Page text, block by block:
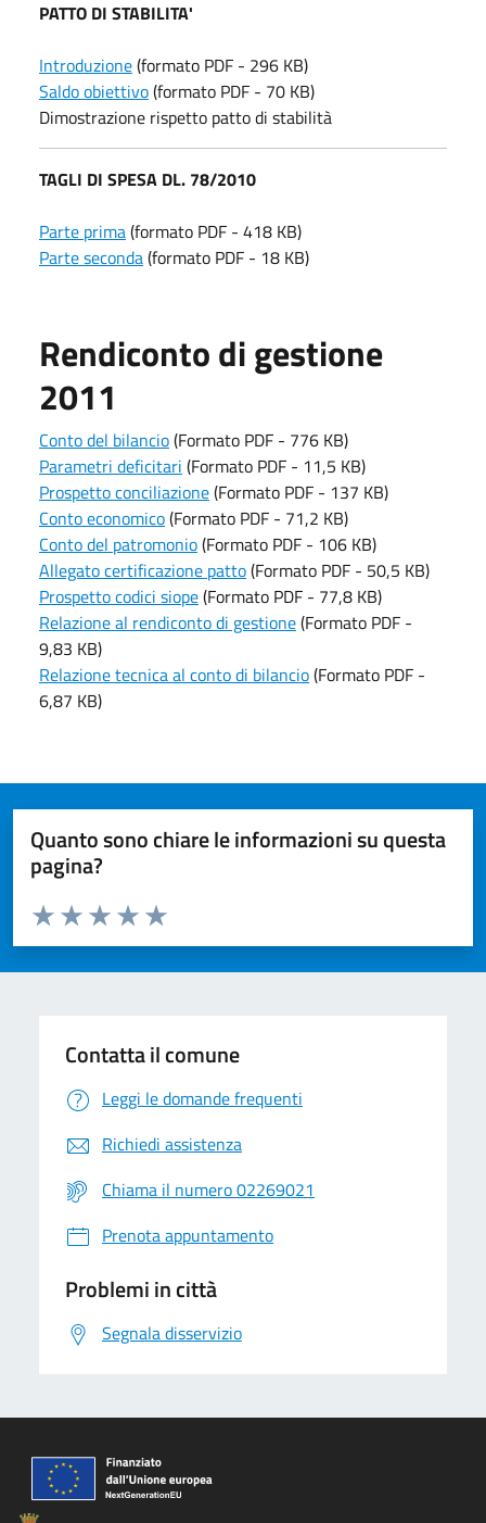
PATTO DI STABILITA'
Introduzione(formato PDF - 296 KB)
Saldo obiettivo(formato PDF - 70 KB)
Dimostrazione rispetto patto di stabilità
TAGLI DI SPESA DL. 78/2010
Parte prima(formato PDF - 418 KB)
Parte seconda(formato PDF - 18 KB)
Rendiconto di gestione
2011
Conto del bilancio(Formato PDF - 776 KB)
Parametri deficitari (Formato PDF - 11,5 KB)
Prospetto conciliazione(Formato PDF - 137 KB)
Conto economico(Formato PDF - 71,2 KB)
Conto del patromonio(Formato PDF - 106 KB)
Allegato certificazione patto(Formato PDF - 50,5 KB)
Prospetto codici siope(Formato PDF - 77,8 KB)
Relazione al rendiconto di gestione(Formato PDF -
9,83 KB)
Relazione tecnica al conto di bilancio(Formato PDF -
6,87 KB)
Quanto sono chiare le informazioni su questa
pagina?
Valuta da 1 a 5 stelle la pagina
Valuta 5 stelle su 5
Valuta 4 stelle su 5
Valuta 3 stelle su 5
Valuta 2 stelle su 5
Valuta 1 stelle su 5
Contatta il comune
Leggi le domande frequenti
Richiedi assistenza
Chiama il numero 02269021
Prenota appuntamento
Problemi in città
Segnala disservizio